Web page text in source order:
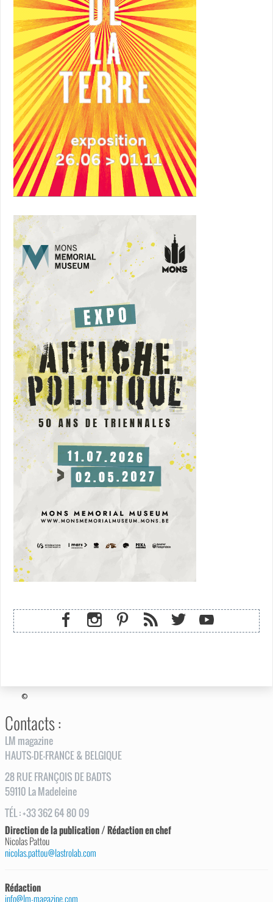
©
Contacts :
LM magazine
HAUTS-DE-FRANCE & BELGIQUE
28RUEFRANÇOIS DE BADTS
59110 La Madeleine
TÉL:+33 362 64 80 09
Direction de la publication / Rédaction en chef
Nicolas Pattou
nicolas.pattou@lastrolab.com
Rédaction
info@lm-magazine.com